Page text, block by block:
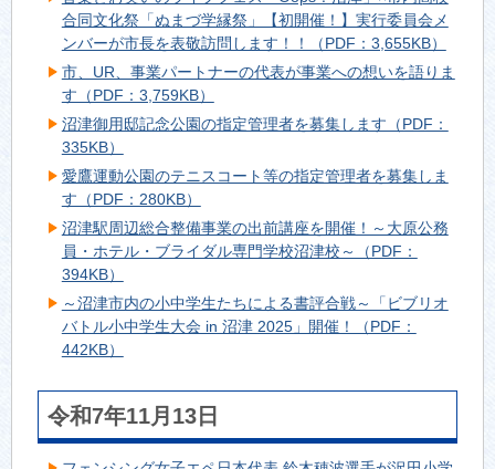
合同文化祭「ぬまづ学縁祭」【初開催！】実行委員会メ
ンバーが市長を表敬訪問します！！（PDF：3,655KB）
市、UR、事業パートナーの代表が事業への想いを語りま
す（PDF：3,759KB）
沼津御用邸記念公園の指定管理者を募集します（PDF：
335KB）
愛鷹運動公園のテニスコート等の指定管理者を募集しま
す（PDF：280KB）
沼津駅周辺総合整備事業の出前講座を開催！～大原公務
員・ホテル・ブライダル専門学校沼津校～（PDF：
394KB）
～沼津市内の小中学生たちによる書評合戦～「ビブリオ
バトル小中学生大会 in 沼津 2025」開催！（PDF：
442KB）
令和7年11月13日